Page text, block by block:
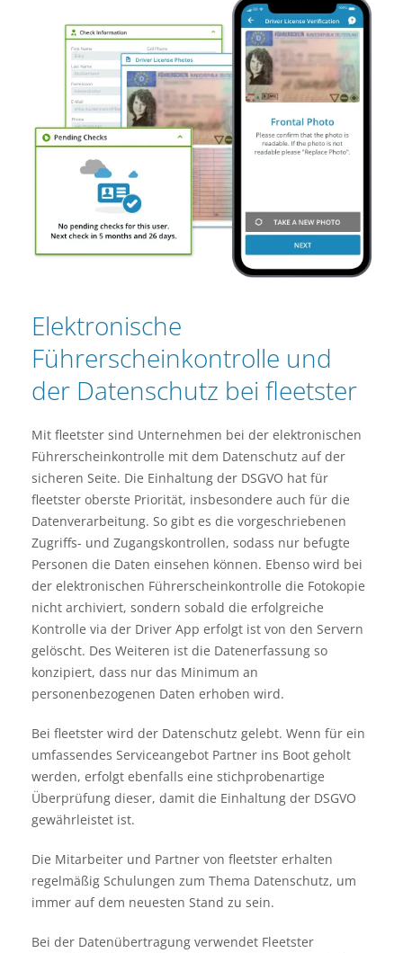
Elektronische
Führerscheinkontrolle und
der Datenschutz bei fleetster
Mit fleetster sind Unternehmen bei der elektronischen
Führerscheinkontrolle mit dem Datenschutz auf der
sicheren Seite. Die Einhaltung der DSGVO hat für
fleetster oberste Priorität, insbesondere auch für die
Datenverarbeitung. So gibt es die vorgeschriebenen
Zugriffs- und Zugangskontrollen, sodass nur befugte
Personen die Daten einsehen können. Ebenso wird bei
der elektronischen Führerscheinkontrolle die Fotokopie
nicht archiviert, sondern sobald die erfolgreiche
Kontrolle via der Driver App erfolgt ist von den Servern
gelöscht. Des Weiteren ist die Datenerfassung so
konzipiert, dass nur das Minimum an
personenbezogenen Daten erhoben wird.
Bei fleetster wird der Datenschutz gelebt. Wenn für ein
umfassendes Serviceangebot Partner ins Boot geholt
werden, erfolgt ebenfalls eine stichprobenartige
Überprüfung dieser, damit die Einhaltung der DSGVO
gewährleistet ist.
Die Mitarbeiter und Partner von fleetster erhalten
regelmäßig Schulungen zum Thema Datenschutz, um
immer auf dem neuesten Stand zu sein.
Bei der Datenübertragung verwendet Fleetster